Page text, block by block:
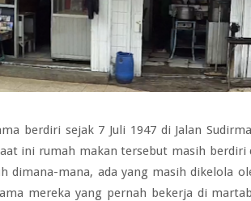
berdiri sejak 7 Juli 1947 di Jalan
ini rumah makan tersebut masih
dimana-mana, ada yang masih dikelola
mereka yang pernah bekerja di